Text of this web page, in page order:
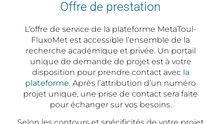
Offre de prestation
L’offre de service de la plateforme MetaToul-
FluxoMet est accessible l’ensemble de la
recherche académique et privée. Un portail
unique de demande de projet est à votre
disposition pour prendre contact avec la
plateforme. Après l’attribution d’un numéro
projet unique, une prise de contact sera faite
pour échanger sur vos besoins.